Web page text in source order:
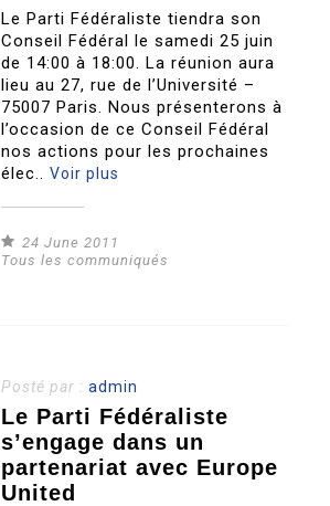
Le Parti Fédéraliste tiendra son
Conseil Fédéral le samedi 25 juin
de 14:00 à 18:00. La réunion aura
lieu au 27, rue de l’Université –
75007 Paris. Nous présenterons à
l’occasion de ce Conseil Fédéral
nos actions pour les prochaines
élec..Voir plus
24 June 2011
Tous les communiqués
Posté par :admin
Le Parti Fédéraliste
s’engage dans un
partenariat avec Europe
United